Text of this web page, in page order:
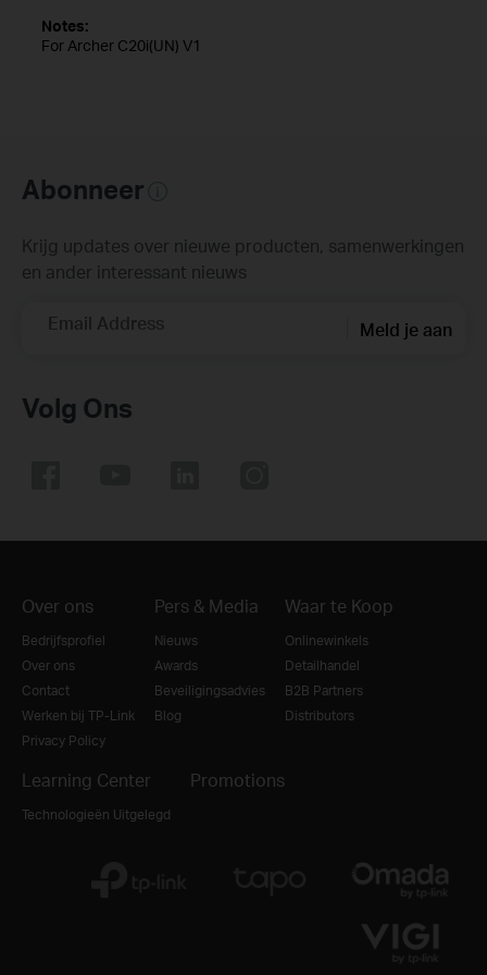
Notes:
For Archer C20i(UN) V1
Abonneer
Krijg updates over nieuwe producten, samenwerkingen
en ander interessant nieuws
Email Address Meld je aan
Volg Ons
Over ons
Bedrijfsprofiel
Over ons
Contact
Werken bij TP-Link
Privacy Policy
Pers & Media
Nieuws
Awards
Beveiligingsadvies
Blog
Waar te Koop
Onlinewinkels
Detailhandel
B2B Partners
Distributors
Learning Center
Technologieën Uitgelegd
Promotions